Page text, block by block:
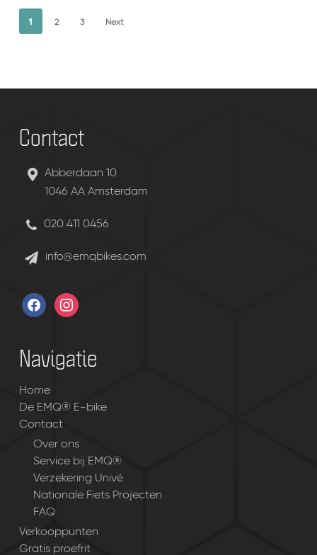
1 2 3 Next
Contact
Abberdaan 10
1046 AA Amsterdam
020 411 0456
info@emqbikes.com
facebookinstagram
Navigatie
Home
De EMQ® E-bike
Contact
Over ons
Service bij EMQ®
Verzekering Univé
Nationale Fiets Projecten
FAQ
Verkooppunten
Gratis proefrit